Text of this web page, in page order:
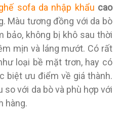
sofa da nhập khẩu cao
Màu tương đồng với da bò
bảo, không bị khô sau thời
mịn và láng mướt. Có rất
loại bề mặt trơn, hay có
biệt ưu điểm về giá thành.
so với da bò và phù hợp với
hàng.